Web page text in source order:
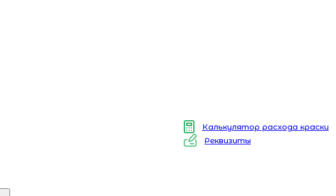
Калькулятор расхода краски
Реквизиты